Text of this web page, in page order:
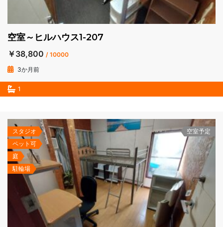
空室～ヒルハウス1-207
￥38,800 / 10000
3か月前
1
スタジオ
ペット可
庭
駐輪場
空室予定